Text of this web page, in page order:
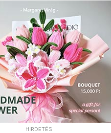
HIRDETÉS